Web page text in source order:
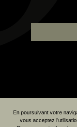
En poursuivant votre
vous acceptez
Jane Roberts Fine